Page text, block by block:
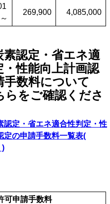
269,900 4,085,000
認定・ 省エネ適
・性能向上計画認
手数料について
らをご確認くださ
認定・省エネ適合性判定・性
定の申請手数料一覧表(
)
可申請手数料